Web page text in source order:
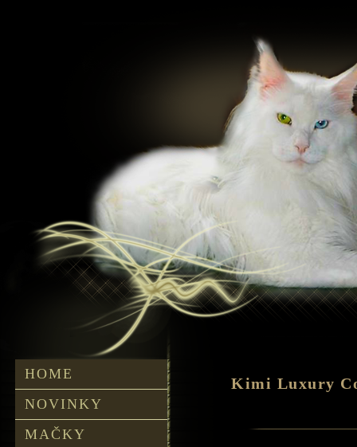
HOME
NOVINKY
MAČKY
Kimi Luxury